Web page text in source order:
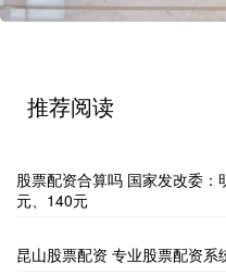
推荐阅读
股票配资合算吗 国家发改委
元、140元
昆山股票配资 专业股票配资系